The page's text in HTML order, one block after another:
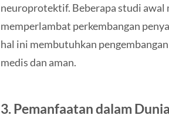
neuroprotektif. Beberapa studi
memperlambat perkembangan
hal ini membutuhkan
medis dan aman.
3.Pemanfaatan dalam